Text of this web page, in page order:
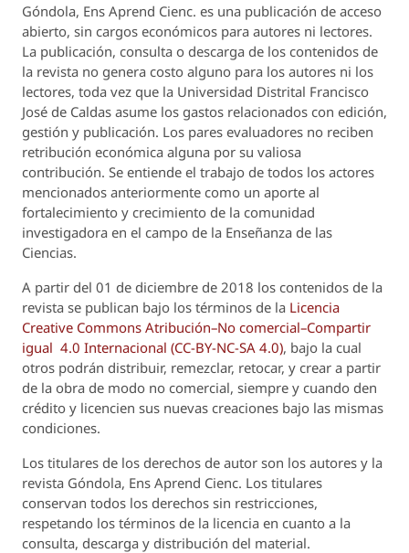
Góndola, Ens Aprend Cienc. es una publicación de acceso
abierto, sin cargos económicos para autores ni lectores.
La publicación, consulta o descarga de los contenidos de
la revista no genera costo alguno para los autores ni los
lectores, toda vez que la Universidad Distrital Francisco
José de Caldas asume los gastos relacionados con edición,
gestión y publicación. Los pares evaluadores no reciben
retribución económica alguna por su valiosa
contribución. Se entiende el trabajo de todos los actores
mencionados anteriormente como un aporte al
fortalecimiento y crecimiento de la comunidad
investigadora en el campo de la Enseñanza de las
Ciencias.
A partir del 01 de diciembre de 2018 los contenidos de la
revista se publican bajo los términos de la Licencia
Creative Commons Atribución–No comercial–Compartir
igual 4.0 Internacional (CC-BY-NC-SA 4.0), bajo la cual
otros podrán distribuir, remezclar, retocar, y crear a partir
de la obra de modo no comercial, siempre y cuando den
crédito y licencien sus nuevas creaciones bajo las mismas
condiciones.
Los titulares de los derechos de autor son los autores y la
revista Góndola, Ens Aprend Cienc. Los titulares
conservan todos los derechos sin restricciones,
respetando los términos de la licencia en cuanto a la
consulta, descarga y distribución del material.